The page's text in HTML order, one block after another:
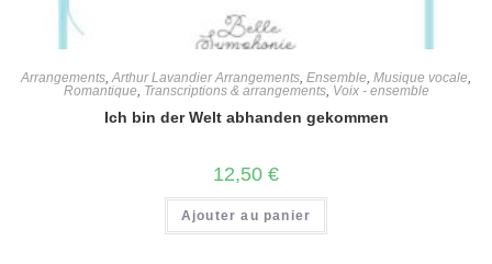
Arrangements,Arthur Lavandier Arrangements, Ensemble, Musique vocale,
Romantique, Transcriptions & arrangements, Voix - ensemble
Ich bin der Welt abhanden gekommen
12,50 €
Ajouter au panier